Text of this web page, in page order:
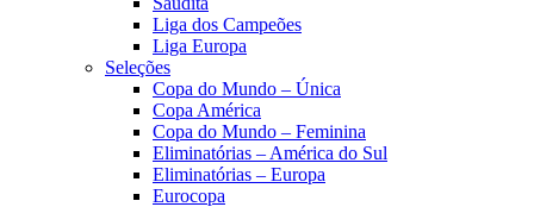
Liga dos Campeões
Liga Europa
Seleções
Copa do Mundo – Única
Copa América
Copa do Mundo – Feminina
Eliminatórias – América do Sul
Eliminatórias – Europa
Eurocopa